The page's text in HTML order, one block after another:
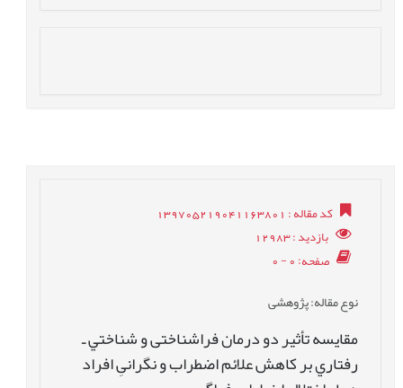
کد مقاله: 139705219041163801
بازدید: 12983
صفحه: 0 - 0
نوع مقاله: پژوهشی
مقايسه تأثیر دو درمان فراشناختی و شناختي ـ
رفتاري بر كاهش علائم اضطراب و نگرانیِ افراد